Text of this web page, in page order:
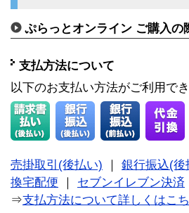
ぷらっとオンライン ご購入の
支払方法について
以下のお支払い方法がご利用で
売掛取引(後払い)
銀行振込(後
換宅配便
セブンイレブン決済
⇒支払方法について詳しくはこ